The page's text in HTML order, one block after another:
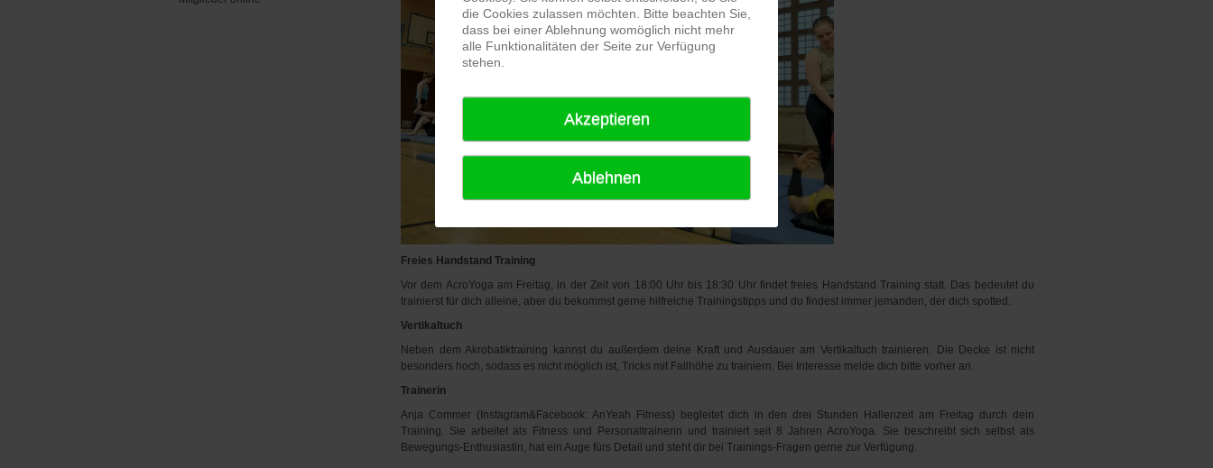
Freies Handstand Training
Vor dem AcroYoga am Freitag, in der Zeit von 18:00 Uhr bis 18:30 Uhr findet freies Handstand Training statt. Das bedeutet du
trainierst für dich alleine, aber du bekommst gerne hilfreiche Trainingstipps und du findest immer jemanden, der dich spotted.
Vertikaltuch
Neben dem Akrobatiktraining kannst du außerdem deine Kraft und Ausdauer am Vertikaltuch trainieren. Die Decke ist nicht
besonders hoch, sodass es nicht möglich ist, Tricks mit Fallhöhe zu trainiern. Bei Interesse melde dich bitte vorher an.
Trainerin
Anja Commer (Instagram&Facebook: AnYeah Fitness) begleitet dich in den drei Stunden Hallenzeit am Freitag durch dein
Training. Sie arbeitet als Fitness und Personaltrainerin und trainiert seit 8 Jahren AcroYoga. Sie beschreibt sich selbst als
Bewegungs-Enthusiastin, hat ein Auge fürs Detail und steht dir bei Trainings-Fragen gerne zur Verfügung.
die Cookies zulassen möchten. Bitte beachten Sie,
dass bei einer Ablehnung womöglich nicht mehr
alle Funktionalitäten der Seite zur Verfügung
stehen.
Akzeptieren
Ablehnen